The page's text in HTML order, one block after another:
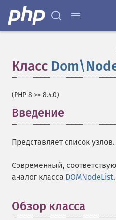
Класс
(PHP 8 >= 8.4.0)
Введение
Представляет список узлов.
Современный,
аналог класса DOMNodeList.
Обзор класса